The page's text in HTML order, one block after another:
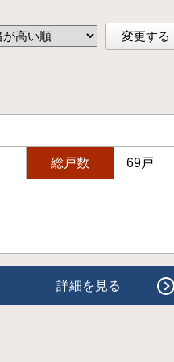
変更する
総戸数 69戸
詳細を見る